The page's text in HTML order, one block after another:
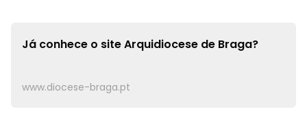
Já conhece o siteArquidiocese de Braga?
www.diocese-braga.pt